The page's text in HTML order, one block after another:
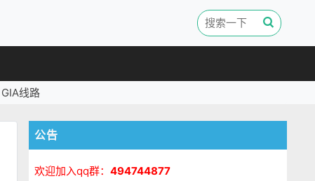
GIA线路
公告
欢迎加入qq群： 494744877